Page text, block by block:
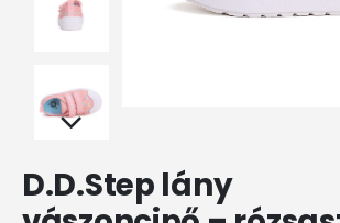
D.D.Step lány